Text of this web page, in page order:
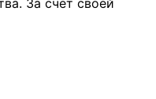
За счёт своей